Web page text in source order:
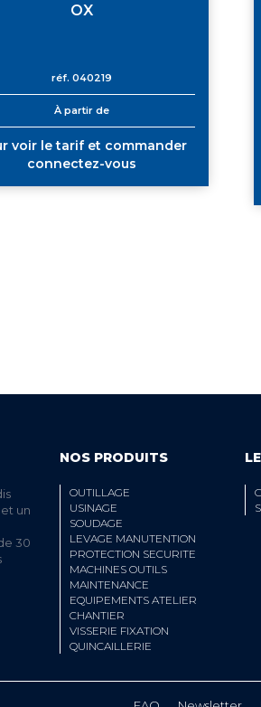
OX
réf.040219
À partir de
voir le tarif et commander
connectez-vous
un
30
NOS PRODUITS
OUTILLAGE
USINAGE
SOUDAGE
LEVAGE MANUTENTION
PROTECTION SECURITE
MACHINES OUTILS
MAINTENANCE
EQUIPEMENTS ATELIER
CHANTIER
VISSERIE FIXATION
QUINCAILLERIE